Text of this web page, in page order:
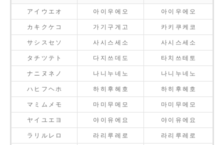
ア イ ウ エ オ 아 이 우 에 오 아 이 우 에 오
カ キ ク ケ コ 가 기 구 게 고 카 키 쿠 케 코
サ シ ス セ ソ 사 시 스 세 소 사 시 스 세 소
タ チ ツ テ ト 다 지 쓰 데 도 타 치 쓰 테 토
ナ ニ ヌ ネ ノ 나 니 누 네 노 나 니 누 네 노
ハ ヒ フ ヘ ホ 하 히 후 헤 호 하 히 후 헤 호
マ ミ ム メ モ 마 미 무 메 모 마 미 무 메 모
ヤ イ ユ エ ヨ 야 이 유 에 요 야 이 유 에 요
ラ リ ル レ ロ 라 리 루 레 로 라 리 루 레 로